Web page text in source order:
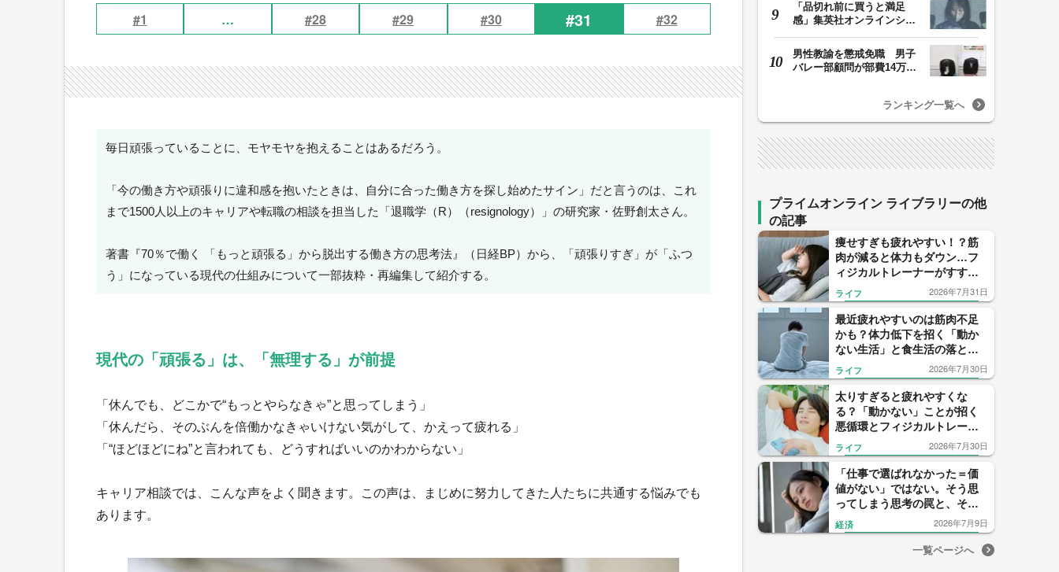
#1 … #28 #29 #30 #31 #32
毎日頑張っていることに、モヤモヤを抱えることはあるだろう。
「今の働き方や頑張りに違和感を抱いたときは、自分に合った働き方を探し始めたサイン」だと言うのは、これ
まで1500人以上のキャリアや転職の相談を担当した「退職学（R）（resignology）」の研究家・佐野創太さん。
著書『70％で働く 「もっと頑張る」から脱出する働き方の思考法』（日経BP）から、「頑張りすぎ」が「ふつ
う」になっている現代の仕組みについて一部抜粋・再編集して紹介する。
現代の「頑張る」は、「無理する」が前提
「休んでも、どこかで“もっとやらなきゃ”と思ってしまう」
「休んだら、そのぶんを倍働かなきゃいけない気がして、かえって疲れる」
「“ほどほどにね”と言われても、どうすればいいのかわからない」
キャリア相談では、こんな声をよく聞きます。この声は、まじめに努力してきた人たちに共通する悩みでも
あります。
「品切れ前に買うと満足
感」集英社オンラインショ
男性教諭を懲戒免職 男子
バレー部顧問が部費14万円
ランキング一覧へ
プライムオンライン ライブラリーの他
の記事
痩せすぎも疲れやすい！？筋
肉が減ると体力もダウン…フ
ィジカルトレーナーがすすめ
る1日1回の5大たんぱく源の習
慣
ライフ 2026年7月31日
最近疲れやすいのは筋肉不足
かも？体力低下を招く「動か
ない生活」と食生活の落とし
穴
ライフ 2026年7月30日
太りすぎると疲れやすくな
る？「動かない」ことが招く
悪循環とフィジカルトレーナ
ーが教える1日8000歩のすすめ
ライフ 2026年7月30日
「仕事で選ばれなかった＝価
値がない」ではない。そう思
ってしまう思考の罠と、その
先にある可能性
経済 2026年7月9日
一覧ページへ